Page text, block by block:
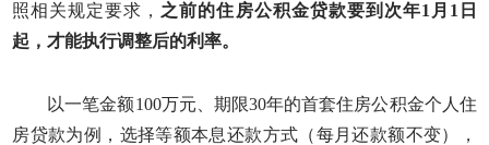
照相关规定要求， 之前的住房公积金贷款要到次年1月1日
起，才能执行调整后的利率。
以一笔金额100万元、期限30年的首套住房公积金个人住
房贷款为例，选择等额本息还款方式（每月还款额不变），